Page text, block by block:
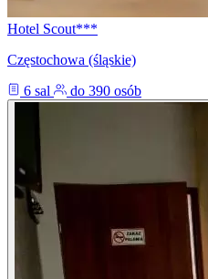
Hotel Scout***
Częstochowa (śląskie)
6 sal
do 390 osób